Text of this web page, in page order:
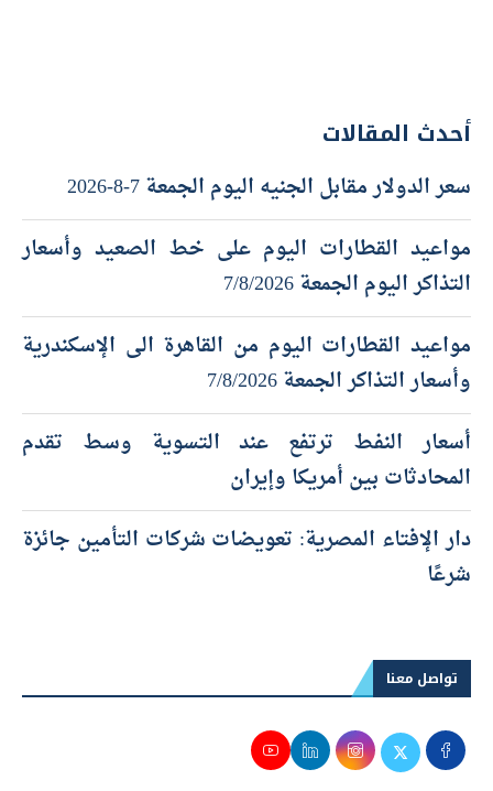
أحدث المقالات
سعر الدولار مقابل الجنيه اليوم الجمعة 7-8-2026
مواعيد القطارات اليوم على خط الصعيد وأسعار
التذاكر اليوم الجمعة 7/8/2026
مواعيد القطارات اليوم من القاهرة الى الإسكندرية
وأسعار التذاكر الجمعة 7/8/2026
أسعار النفط ترتفع عند التسوية وسط تقدم
المحادثات بين أمريكا وإيران
دار الإفتاء المصرية: تعويضات شركات التأمين جائزة
تواصل معنا